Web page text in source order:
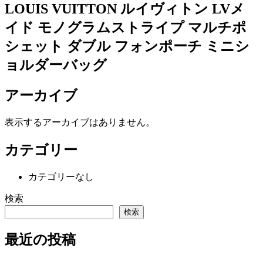
LOUIS VUITTON ルイヴィトン LVメ
イド モノグラムストライプ マルチポ
シェット ダブル フォンポーチ ミニシ
ョルダーバッグ
アーカイブ
表示するアーカイブはありません。
カテゴリー
カテゴリーなし
検索
検索
最近の投稿